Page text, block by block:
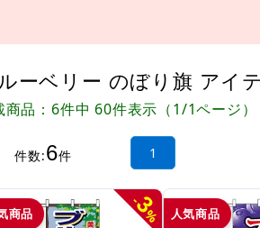
ーベリー のぼり旗 アイ
商品：6件中 60件表示（1/1ページ）
件数:6件 1
商品
-
3
% 人気商品